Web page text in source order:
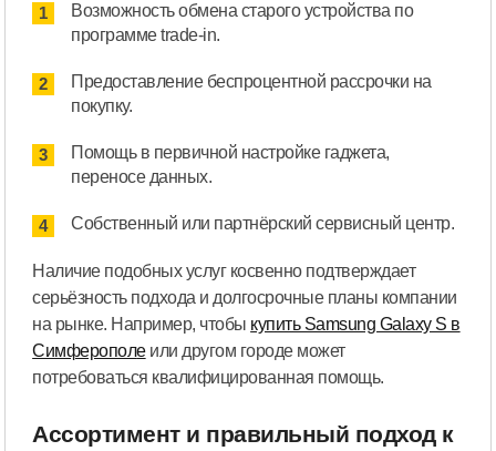
Возможность обмена старого устройства по
программе trade-in.
Предоставление беспроцентной рассрочки на
покупку.
Помощь в первичной настройке гаджета,
переносе данных.
Собственный или партнёрский сервисный центр.
Наличие подобных услуг косвенно подтверждает
серьёзность подхода и долгосрочные планы компании
на рынке. Например, чтобы купить Samsung Galaxy S в
Симферополеили другом городе может
потребоваться квалифицированная помощь.
Ассортимент и правильный подход к